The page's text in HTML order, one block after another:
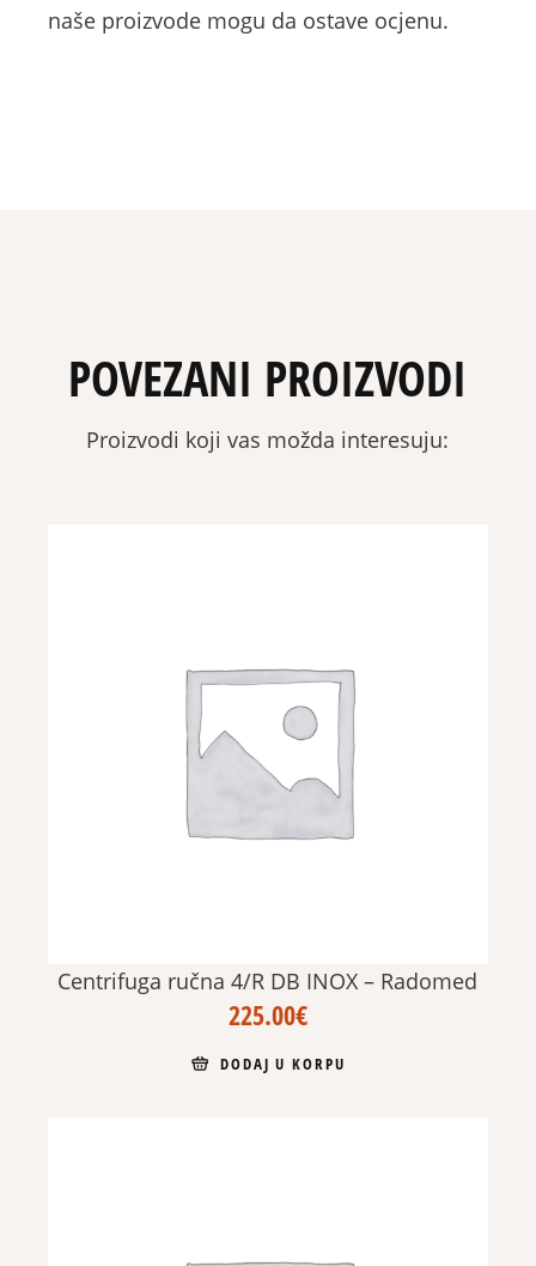
naše proizvode mogu da ostave ocjenu.
POVEZANI PROIZVODI
Proizvodi koji vas možda interesuju:
Centrifuga ručna 4/R DB INOX – Radomed
225.00€
DODAJ U KORPU